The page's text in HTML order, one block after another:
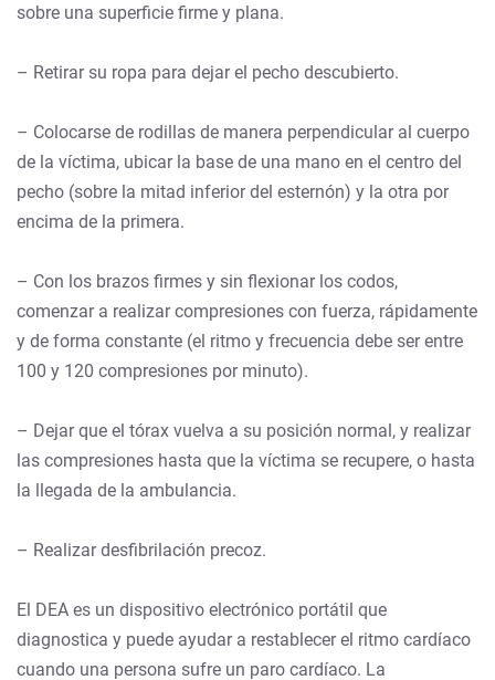
sobre una superficie firme y plana.
– Retirar su ropa para dejar el pecho descubierto.
– Colocarse de rodillas de manera perpendicular al cuerpo
de la víctima, ubicar la base de una mano en el centro del
pecho (sobre la mitad inferior del esternón) y la otra por
encima de la primera.
– Con los brazos firmes y sin flexionar los codos,
comenzar a realizar compresiones con fuerza, rápidamente
y de forma constante (el ritmo y frecuencia debe ser entre
100 y 120 compresiones por minuto).
– Dejar que el tórax vuelva a su posición normal, y realizar
las compresiones hasta que la víctima se recupere, o hasta
la llegada de la ambulancia.
– Realizar desfibrilación precoz.
El DEA es un dispositivo electrónico portátil que
diagnostica y puede ayudar a restablecer el ritmo cardíaco
cuando una persona sufre un paro cardíaco. La